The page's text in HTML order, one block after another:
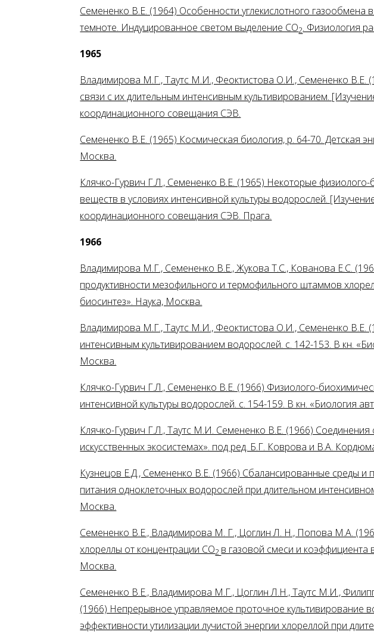
Семененко В.Е. (1964) Особенности углекислотного
темноте. Индуцированное светом выделение CO2. Физиология
1965
Владимирова М.Г., Таутс М.И., Феоктистова О.И., Семененко В.Е.
связи с их длительным интенсивным культивированием.
координационного совещания СЭВ.
Семененко В.Е. (1965) Космическая биология, p. 64-70. Детская
Москва.
Клячко-Гурвич Г.Л., Семененко В.Е. (1965) Некоторые
веществ в условиях интенсивной культуры водорослей.
координационного совещания СЭВ. Прага.
1966
Владимирова М.Г., Семененко В.Е., Жукова Т.С., Кованова Е.С.
продуктивности мезофильного и термофильного штаммов
биосинтез». Наука, Москва.
Владимирова М.Г., Таутс М.И., Феоктистова О.И., Семененко В.Е.
интенсивным культивированием водорослей. с. 142-153. В кн.
Москва.
Клячко-Гурвич Г.Л., Семененко В.Е. (1966) Физиолого-
интенсивной культуры водорослей. с. 154-159. В кн. «Биология
Клячко-Гурвич Г.Л., Таутс М.И. Семененко В.Е. (1966)
искусственных экосистемах». под ред. Б.Г. Коврова и В.А.
Кузнецов Е.Д., Семененко В.Е. (1966) Сбалансированные среды и
питания одноклеточных водорослей при длительном
Москва.
Семененко В.Е., Владимирова М. Г., Цоглин Л. Н., Попова М.А.
хлореллы от концентрации CO2в газовой смеси и коэффициента
Москва.
Семененко В.Е., Владимирова М.Г., Цоглин Л.Н., Таутс М.И.,
(1966) Непрерывное управляемое проточное культивирование
эффективности утилизации лучистой энергии хлореллой при